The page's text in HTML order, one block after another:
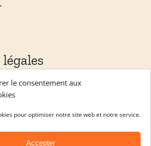
le consentement aux
pour optimiser notre site web et notre service.
Accepter